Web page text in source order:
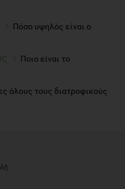
Πόσο υψηλός είναι ο
Ποιο είναι το
όλους τους διατροφικούς